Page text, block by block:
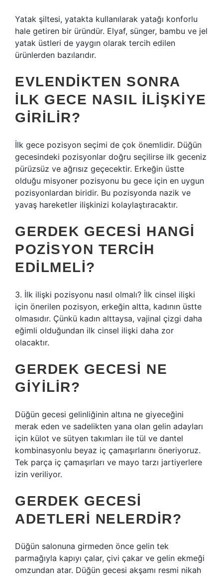
Yatak şiltesi, yatakta kullanılarak yatağı konforlu
hale getiren bir üründür. Elyaf, sünger, bambu ve jel
yatak üstleri de yaygın olarak tercih edilen
ürünlerden bazılarıdır.
EVLENDIKTEN SONRA
ILK GECE NASIL ILIŞKIYE
GIRILIR?
İlk gece pozisyon seçimi de çok önemlidir. Düğün
gecesindeki pozisyonlar doğru seçilirse ilk geceniz
pürüzsüz ve ağrısız geçecektir. Erkeğin üstte
olduğu misyoner pozisyonu bu gece için en uygun
pozisyonlardan biridir. Bu pozisyonda nazik ve
yavaş hareketler ilişkinizi kolaylaştıracaktır.
GERDEK GECESI HANGI
POZISYON TERCIH
EDILMELI?
3. İlk ilişki pozisyonu nasıl olmalı? İlk cinsel ilişki
için önerilen pozisyon, erkeğin altta, kadının üstte
olmasıdır. Çünkü kadın alttaysa, vajinal çizgi daha
eğimli olduğundan ilk cinsel ilişki daha zor
olacaktır.
GERDEK GECESI NE
GIYILIR?
Düğün gecesi gelinliğinin altına ne giyeceğini
merak eden ve sadelikten yana olan gelin adayları
için külot ve sütyen takımları ile tül ve dantel
kombinasyonlu beyaz iç çamaşırlarını öneriyoruz.
Tek parça iç çamaşırları ve mayo tarzı jartiyerlere
izin veriliyor.
GERDEK GECESI
ADETLERI NELERDIR?
Düğün salonuna girmeden önce gelin tek
parmağıyla kapıyı çalar, çivi çakar ve gelin ekmeği
omzundan atar. Düğün gecesi akşamı resmi nikah